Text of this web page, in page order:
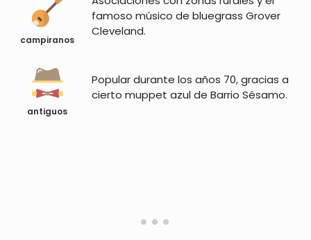
campiranos
famoso músico de bluegrass Grover
Cleveland.
antiguos
Popular durante los años 70, gracias a
cierto muppet azul de Barrio Sésamo.